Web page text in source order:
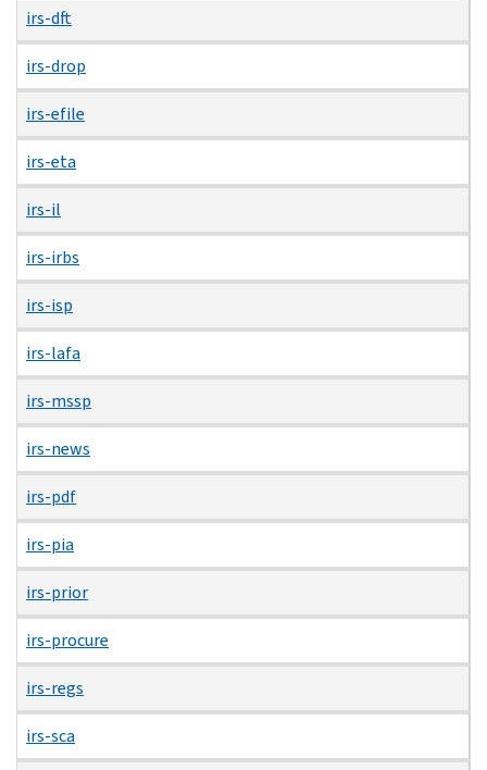
irs-dft
irs-drop
irs-efile
irs-eta
irs-il
irs-irbs
irs-isp
irs-lafa
irs-mssp
irs-news
irs-pdf
irs-pia
irs-prior
irs-procure
irs-regs
irs-sca